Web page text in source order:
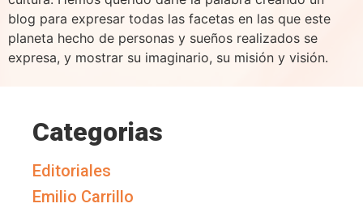
blog para expresar todas las facetas en las que este
planeta hecho de personas y sueños realizados se
expresa, y mostrar su imaginario, su misión y visión.
Categorias
Editoriales
Emilio Carrillo